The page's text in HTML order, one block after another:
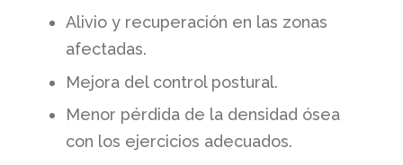
Alivio y recuperación en las zonas
afectadas.
Mejora del control postural.
Menor pérdida de la densidad ósea
con los ejercicios adecuados.